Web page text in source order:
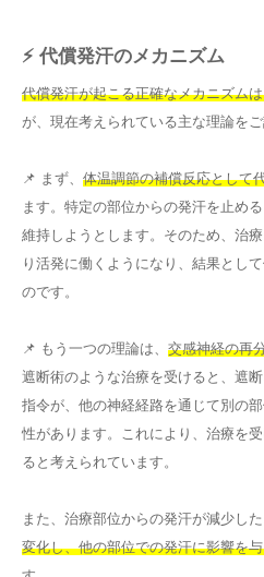
⚡ 代償発汗のメカニズム
代償発汗が起こる正確なメカニズム
が、現在考えられている主な理論をご
📌 まず、 体温調節の補償反応として
ます。特定の部位からの発汗を止め
維持しようとします。そのため、治
り活発に働くようになり、結果とし
のです。
📌 もう一つの理論は、 交感神経の再
遮断術のような治療を受けると、遮
指令が、他の神経経路を通じて別の
性があります。これにより、治療を
ると考えられています。
また、治療部位からの発汗が減少した
変化し、他の部位での発汗に影響を